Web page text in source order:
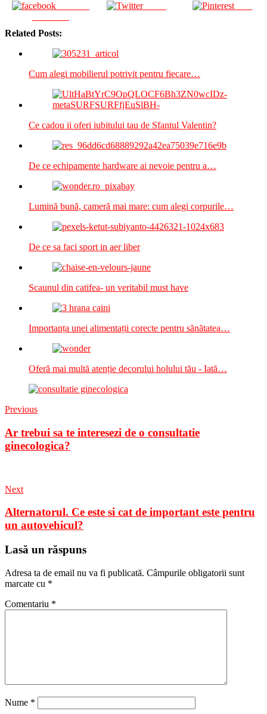
Tweet Save
Related Posts:
Cum alegi mobilierul potrivit pentru fiecare…
Ce cadou ii oferi iubitului tau de Sfantul Valentin?
De ce echipamente hardware ai nevoie pentru a…
Lumină bună, cameră mai mare: cum alegi corpurile…
De ce sa faci sport in aer liber
Scaunul din catifea- un veritabil must have
Importanța unei alimentații corecte pentru sănătatea…
Oferă mai multă atenție decorului holului tău - Iată…
Previous
Ar trebui sa te interesezi de o consultatie
ginecologica?
Next
Alternatorul. Ce este si cat de important este pentru
un autovehicul?
Lasă un răspuns
Adresa ta de email nu va fi publicată. Câmpurile obligatorii sunt
marcate cu *
Comentariu *
Nume *